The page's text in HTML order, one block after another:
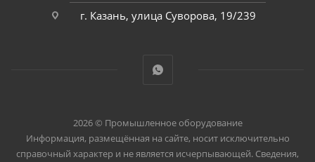
г. Казань, улица Суворова, 19/239
2026 © Промышленное оборудование
Информация, размещённая на сайте, носит исключительно
справочный характер и не является исчерпывающей. Сведения,